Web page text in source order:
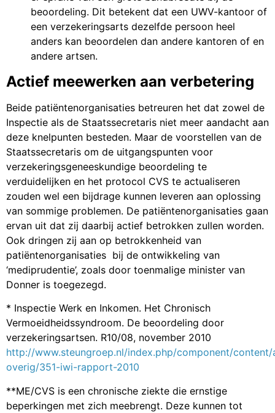
beoordeling. Dit betekent dat een UWV-kantoor of
een verzekeringsarts dezelfde persoon heel
anders kan beoordelen dan andere kantoren of en
andere artsen.
Actief meewerken aan verbetering
Beide patiëntenorganisaties betreuren het dat zowel de
Inspectie als de Staatssecretaris niet meer aandacht aan
deze knelpunten besteden. Maar de voorstellen van de
Staatssecretaris om de uitgangspunten voor
verzekeringsgeneeskundige beoordeling te
verduidelijken en het protocol CVS te actualiseren
zouden wel een bijdrage kunnen leveren aan oplossing
van sommige problemen. De patiëntenorganisaties gaan
ervan uit dat zij daarbij actief betrokken zullen worden.
Ook dringen zij aan op betrokkenheid van
patiëntenorganisaties bij de ontwikkeling van
‘mediprudentie’, zoals door toenmalige minister van
Donner is toegezegd.
* Inspectie Werk en Inkomen. Het Chronisch
Vermoeidheidssyndroom. De beoordeling door
verzekeringsartsen. R10/08, november 2010
http://www.steungroep.nl/index.php/component/
overig/351-iwi-rapport-2010
**ME/CVS is een chronische ziekte die ernstige
beperkingen met zich meebrengt. Deze kunnen tot